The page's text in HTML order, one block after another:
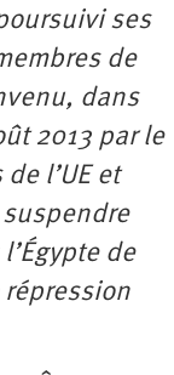
ses
de
dans
2013 par le
l’UE et
de